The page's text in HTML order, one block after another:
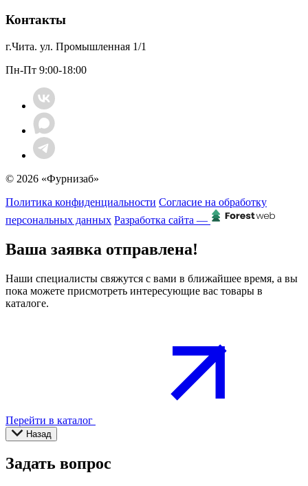
Контакты
г.Чита. ул. Промышленная 1/1
Пн-Пт 9:00-18:00
© 2026 «Фурнизаб»
Политика конфиденциальности Согласие на обработку
персональных данных Разработка сайта —
Ваша заявка отправлена!
Наши специалисты свяжутся с вами в ближайшее время, а вы
пока можете присмотреть интересующие вас товары в
каталоге.
Перейти в каталог
Назад
Задать вопрос